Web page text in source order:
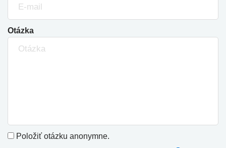
Otázka
Položiť otázku anonymne.